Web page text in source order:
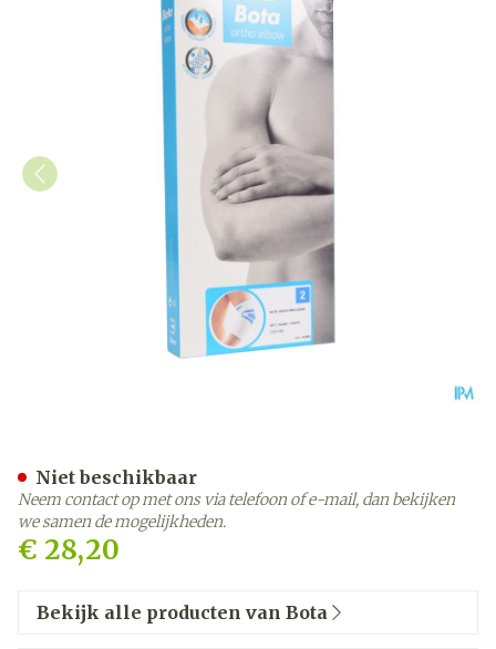
€ 28,20
Niet beschikbaar
Neem contact op met ons via telefoon of e-mail, dan bekijken
we samen de mogelijkheden.
Bekijk alle producten van Bota